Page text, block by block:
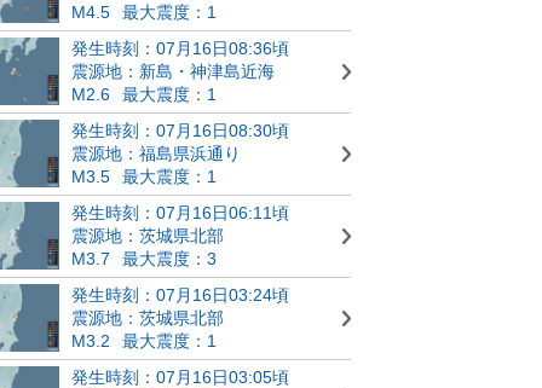
M4.5
最大震度：1
発生時刻：07月16日08:36頃
震源地：新島・神津島近海
M2.6
最大震度：1
発生時刻：07月16日08:30頃
震源地：福島県浜通り
M3.5
最大震度：1
発生時刻：07月16日06:11頃
震源地：茨城県北部
M3.7
最大震度：3
発生時刻：07月16日03:24頃
震源地：茨城県北部
M3.2
最大震度：1
発生時刻：07月16日03:05頃